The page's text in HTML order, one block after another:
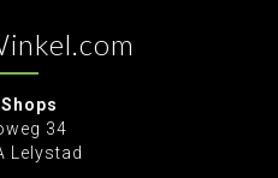
Shops
34
Lelystad